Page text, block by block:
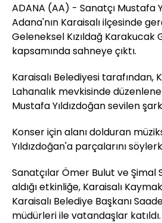
ADANA (AA) - Sanatçı Mustafa
Adana'nın Karaisalı ilçesinde
Geleneksel Kızıldağ Karakucak
kapsamında sahneye çıktı.
Karaisalı Belediyesi tarafından,
Lahanalık mevkisinde
Mustafa Yıldızdoğan sevilen
Konser için alanı dolduran
Yıldızdoğan'a parçalarını
Sanatçılar Ömer Bulut ve Şimal
aldığı etkinliğe, Karaisalı
Karaisalı Belediye Başkanı
müdürleri ile vatandaşlar katıldı.